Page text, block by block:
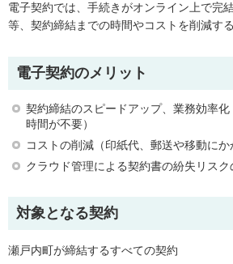
電子契約では、手続きがオンライン上で完
等、契約締結までの時間やコストを削減す
電子契約のメリット
契約締結のスピードアップ、業務効率
時間が不要）
コストの削減（印紙代、郵送や移動にか
クラウド管理による契約書の紛失リスク
対象となる契約
瀬戸内町が締結するすべての契約